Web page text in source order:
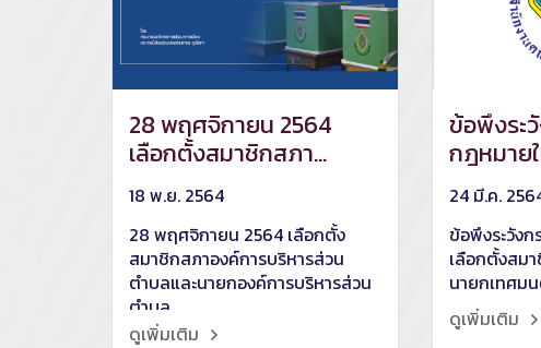
28 พฤศจิกายน 2564
เลือกตั้งสมาชิกสภา
องค์การบริหารส่วนตำบล
และนายกองค์การบริหาร
ส่วนตำบล
18 พ.ย. 2564
28 พฤศจิกายน 2564 เลือกตั้ง
สมาชิกสภาองค์การบริหารส่วน
ตำบลและนายกองค์การบริหารส่วน
ตำบล
ดูเพิ่มเติม
ข้อพึงระ
กฎหมาย
สมาชิกสภ
นายกเทศ
24 มี.ค.
ข้อพึงระวังก
เลือกตั้งสม
นายกเทศม
ดูเพิ่มเติม